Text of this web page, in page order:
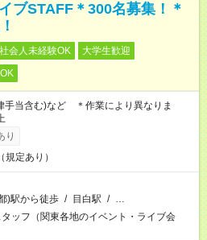
ブSTAFF＊300名募集！＊
社会人未経験OK
大学生歓迎
手当含む)など ＊作業により異なりま
り
定あり）
)駅から徒歩 / 目白駅 / …
ッフ（関東各地のイベント・ライブ会